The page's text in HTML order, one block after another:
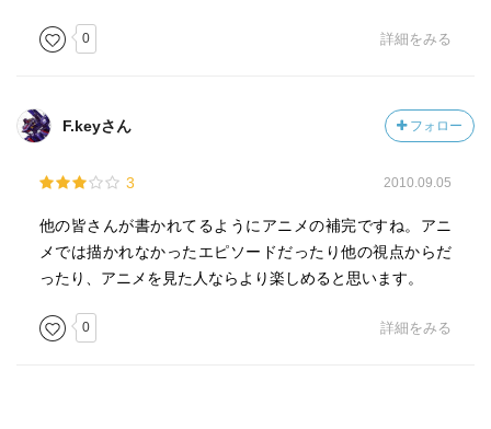
0 詳細をみる
F.keyさん フォロー
3 2010.09.05
他の皆さんが書かれてるようにアニメの補完ですね。アニ
メでは描かれなかったエピソードだったり他の視点からだ
ったり、アニメを見た人ならより楽しめると思います。
0 詳細をみる